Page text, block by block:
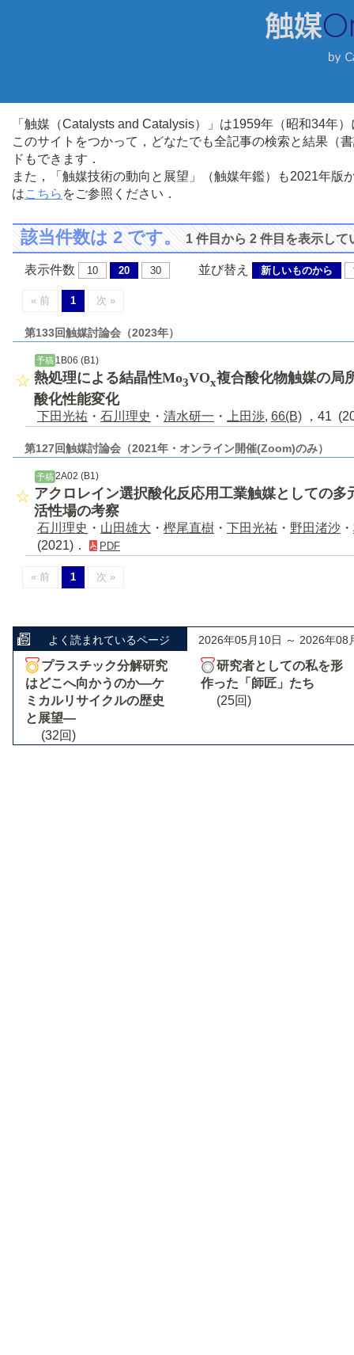
「触媒（Catalysts and Catalysis）」は1959年（昭和34年
このサイトをつかって，どなたでも全記事の検索と結果（
ドもできます．
また，「触媒技術の動向と展望」（触媒年鑑）も2021年
はこちら をご参照ください．
該当件数は 2 です。1 件目から 2 件目を表示して
表示件数 10 20 30 並び替え 新しいものから
« 前 1 次 »
第133回触媒討論会（2023年）
予稿 1B06 (B1)
熱処理による結晶性Mo3VOx複合酸化物触媒の局
酸化性能変化
下田光祐 ・ 石川理史 ・ 清水研一 ・ 上田渉, 66(B) ，41
第127回触媒討論会（2021年・オンライン開催(Zoom)のみ）
予稿 2A02 (B1)
アクロレイン選択酸化反応用工業触媒としての
活性場の考察
石川理史 ・ 山田雄大 ・ 樫尾直樹 ・ 下田光祐 ・ 野田渚沙 ・
(2021)．
PDF
« 前 1 次 »
よく読まれているページ 2026年05月10日 ～ 2026年08
プラスチック分解研究
はどこへ向かうのか―ケ
ミカルリサイクルの歴史
と展望―
(32回)
研究者としての私を形
作った「師匠」たち
(25回)